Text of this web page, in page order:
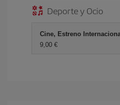
Deporte y Ocio
Cine, Estreno
9,00 €